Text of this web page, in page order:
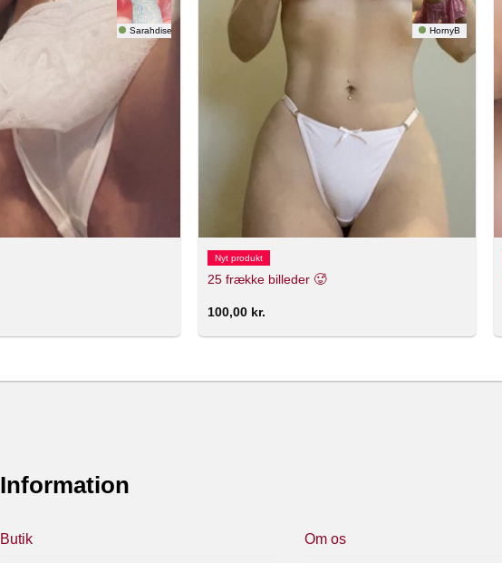
Sarahdise HornyB
Nyt produkt
25 frække billeder 🥵
100,00 kr.
Information
Butik Om os